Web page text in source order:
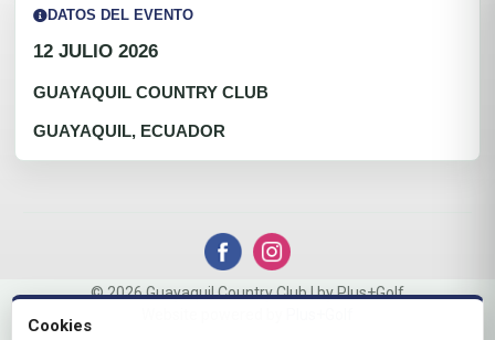
DATOS DEL EVENTO
12 JULIO 2026
GUAYAQUIL COUNTRY CLUB
GUAYAQUIL, ECUADOR
© 2026 Guayaquil Country Club | by Plus+Golf
Cookies